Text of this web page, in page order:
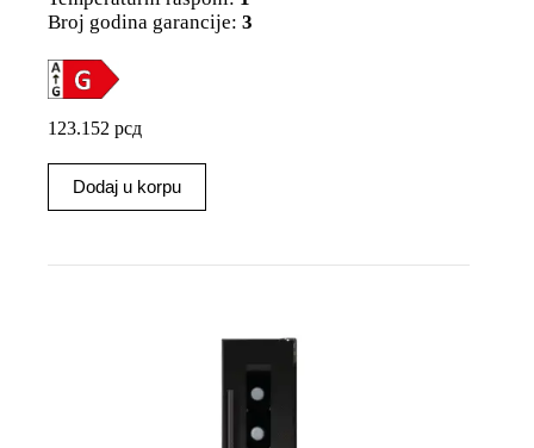
Broj godina garancije: 3
123.152 рсд
Dodaj u korpu